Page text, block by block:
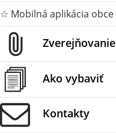
☆ Mobilná aplikácia obce
Zverejňovanie
Ako vybaviť
Kontakty